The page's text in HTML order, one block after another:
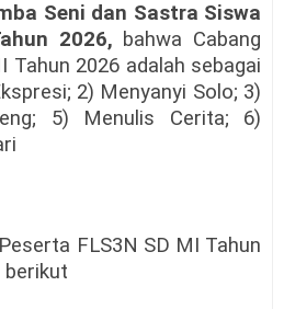
Seni dan Sastra Siswa
2026, bahwa Cabang
Tahun 2026 adalah sebagai
2) Menyanyi Solo; 3)
5) Menulis Cerita; 6)
FLS3N SD MI Tahun
berikut